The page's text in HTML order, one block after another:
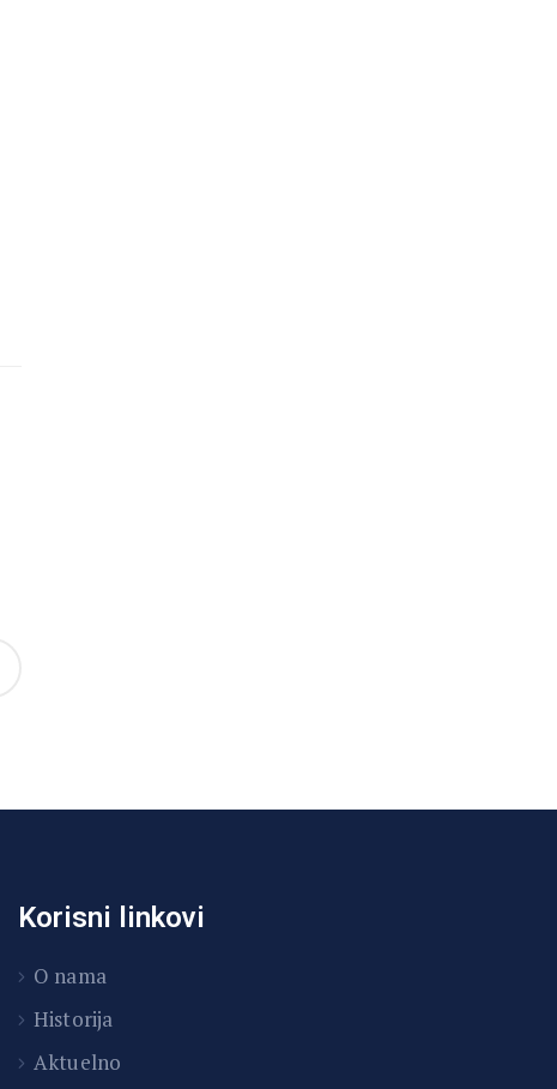
Korisni linkovi
O nama
Historija
Aktuelno